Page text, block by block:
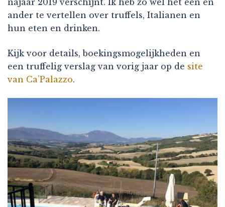
najaar 2019 verschijnt. Ik heb zo wel het een en
ander te vertellen over truffels, Italianen en
hun eten en drinken.
Kijk voor details, boekingsmogelijkheden en
een truffelig verslag van vorig jaar op de site
van Ca’Palazzo.